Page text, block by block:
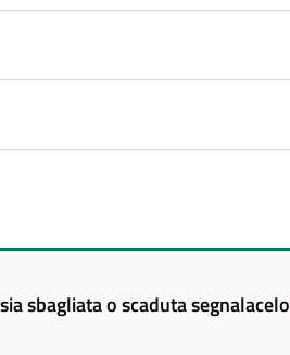
sbagliata o scaduta segnalacelo